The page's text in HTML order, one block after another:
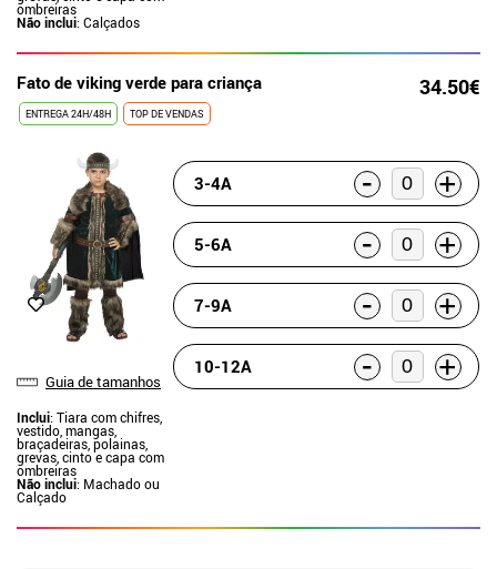
ombreiras
Não inclui: Calçados
Fato de viking verde para criança 34.50€
ENTREGA 24H/48H TOP DE VENDAS
Guia de tamanhos
Inclui: Tiara com chifres,
vestido, mangas,
braçadeiras, polainas,
grevas, cinto e capa com
ombreiras
Não inclui: Machado ou
Calçado
3-4A - +
5-6A - +
7-9A - +
10-12A - +